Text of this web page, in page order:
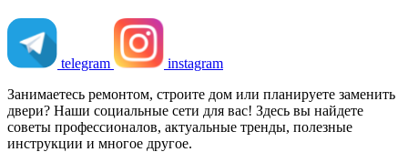
telegram
instagram
Занимаетесь ремонтом, строите дом или планируете заменить
двери? Наши социальные сети для вас! Здесь вы найдете
советы профессионалов, актуальные тренды, полезные
инструкции и многое другое.